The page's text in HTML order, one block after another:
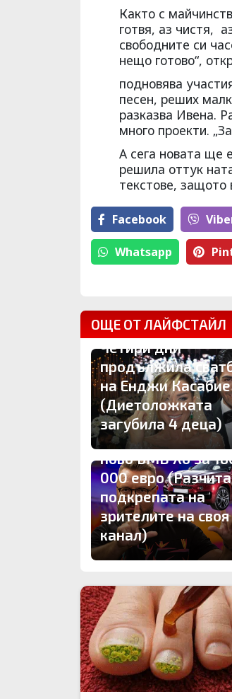
Както с
готвя, аз чистя,
свободните си
нещо готово“,
подновява
песен, реших
разказва Ивена.
много проекти.
А сега новата ще
решила оттук
тексто­ве, защото
Facebook
Whatsapp
ОЩЕ ОТ ЛАЙФСТАЙЛ
Четири дни
продължила
на Енджи
(Диетоложката
загубила 4 деца)
Карбовски
ново БМВ Х6 за
000 евро
подкрепата на
зрителите на своя
канал)